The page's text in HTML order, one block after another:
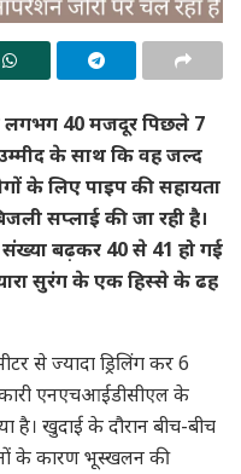
लगभग 40 मजदूर पिछले 7
के साथ कि वह जल्द
के लिए पाइप की सहायता
सप्लाई की जा रही है।
बढ़कर 40 से 41 हो गई
सुरंग के एक हिस्से के ढह
से ज्यादा ड्रिलिंग कर 6
एनएचआईडीसीएल के
है। खुदाई के दौरान बीच-बीच
के कारण भूस्खलन की